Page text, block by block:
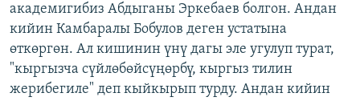
академигибиз Абдыганы Эркебаев болгон. Андан
кийин Камбаралы Бобулов деген устатына
өткөргөн. Ал кишинин үнү дагы эле угулуп турат,
"кыргызча сүйлөбөйсүңөрбү, кыргыз тилин
жерибегиле" деп кыйкырып турду. Андан кийин